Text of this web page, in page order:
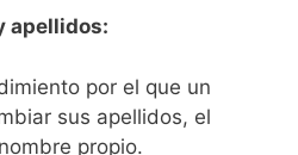
apellidos:
por el que un
sus apellidos, el
propio.